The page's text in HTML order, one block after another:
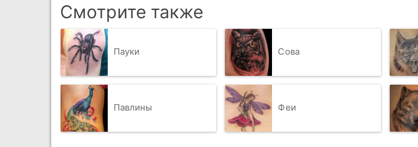
Смотрите также
Пауки Сова
Павлины Феи